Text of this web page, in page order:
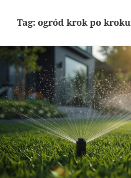
Tag:ogród krok po kroku